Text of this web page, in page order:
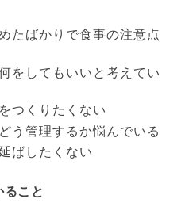
たばかりで食事の注意点
をしてもいいと考えてい
つくりたくない
う管理するか悩んでいる
ばしたくない
ること